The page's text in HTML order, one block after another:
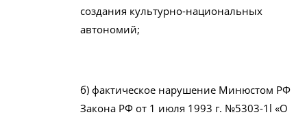
создания культурно-национальных
автономий;
б) фактическое нарушение Минюстом РФ
Закона РФ от 1 июля 1993 г. №5303-1l «О